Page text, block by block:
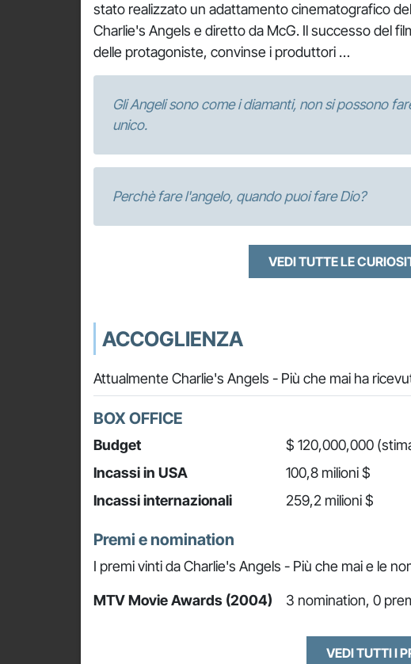
stato realizzato un adattamento cinematografico
Charlie's Angels e diretto da McG. Il successo del
delle protagoniste, convinse i produttori …
Gli Angeli sono come i diamanti, non si possono
unico.
Perchè fare l'angelo, quando puoi fare Dio?
VEDI TUTTE LE
ACCOGLIENZA
Attualmente Charlie's Angels - Più che mai ha
BOX OFFICE
Budget
$ 120,000,000
Incassi in USA
100,8 milioni $
Incassi internazionali
259,2 milioni $
Premi e nomination
I premi vinti da Charlie's Angels - Più che mai e le
MTV Movie Awards (2004) 3 nomination, 0
VEDI TUTTI I